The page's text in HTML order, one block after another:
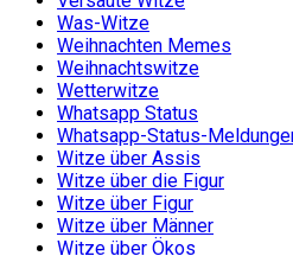
Was-Witze
Weihnachten Memes
Weihnachtswitze
Wetterwitze
Whatsapp Status
Whatsapp-Status-
Witze über Assis
Witze über die Figur
Witze über Figur
Witze über Männer
Witze über Ökos